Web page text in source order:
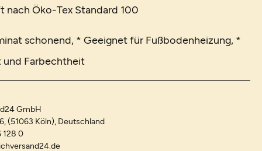
Öko-Tex Standard 100
schonend, * Geeignet für Fußbodenheizung, *
und Farbechtheit
GmbH
(51063 Köln), Deutschland
128 0